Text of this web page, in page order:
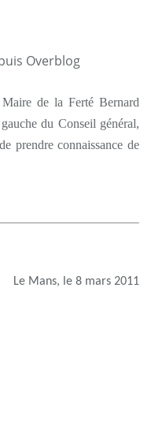
Overblog
de la Ferté Bernard
du Conseil général,
prendre connaissance de
Le Mans, le 8 mars 2011